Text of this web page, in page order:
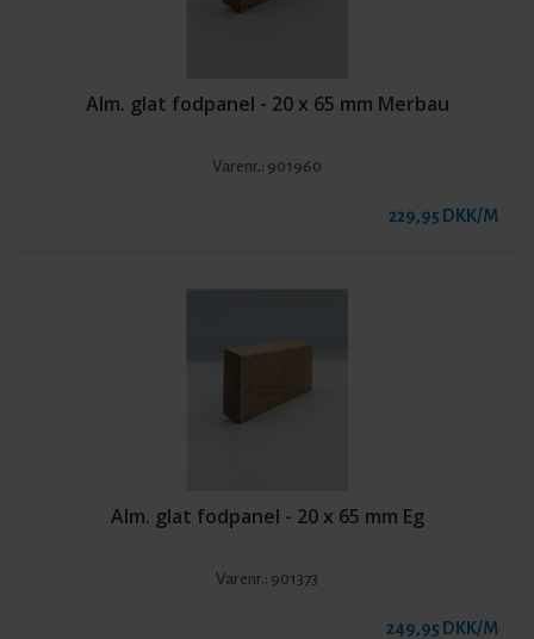
Alm. glat fodpanel - 20 x 65 mm Merbau
Varenr.: 901960
229,95 DKK/M
Alm. glat fodpanel - 20 x 65 mm Eg
Varenr.: 901373
249,95 DKK/M